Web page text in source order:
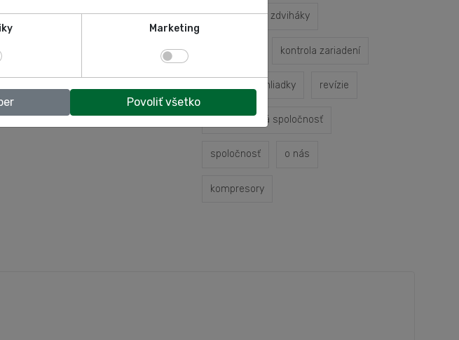
kontrola zdviháky
kontrola zariadení
odborné prehliadky revízie
autoservisná spoločnosť
spoločnosť o nás
kompresory
Marketing
Povoliť všetko